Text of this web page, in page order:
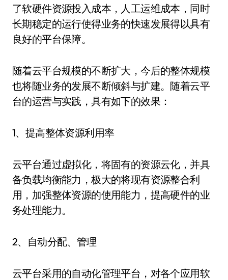
了软硬件资源投入成本，人工运维成本，同时
长期稳定的运行使得业务的快速发展得以具有
良好的平台保障。
随着云平台规模的不断扩大，今后的整体规模
也将随业务的发展不断倾斜与扩建。随着云平
台的运营与实践，具有如下的效果：
1、提高整体资源利用率
云平台通过虚拟化，将固有的资源云化，并具
备负载均衡能力，极大的将现有资源整合利
用，加强整体资源的使用能力，提高硬件的业
务处理能力。
2、自动分配、管理
云平台采用的自动化管理平台，对各个应用软